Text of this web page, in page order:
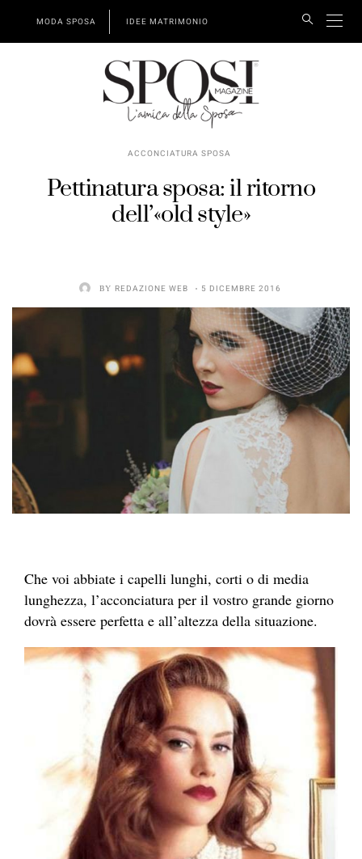
MODA SPOSA IDEE MATRIMONIO
ACCONCIATURA SPOSA
Pettinatura sposa: il ritorno
dell’«old style»
BY REDAZIONE WEB 5 DICEMBRE 2016
Che voi abbiate i capelli lunghi, corti o di media
lunghezza, l’acconciatura per il vostro grande giorno
dovrà essere perfetta e all’altezza della situazione.